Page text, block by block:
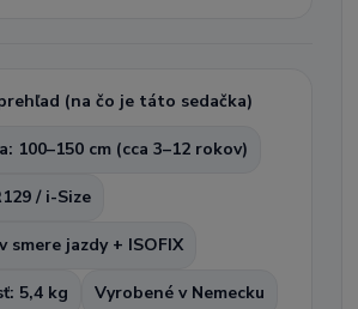
(na čo je táto sedačka)
100–150 cm (cca 3–12 rokov)
/ i-Size
smere jazdy + ISOFIX
5,4 kg Vyrobené v Nemecku